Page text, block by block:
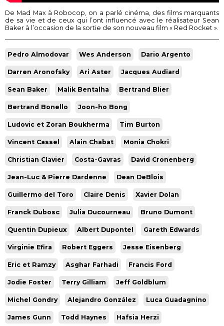
De Mad Max à Robocop, on a parlé cinéma, des films marquants
de sa vie et de ceux qui l’ont influencé avec le réalisateur Sean
Baker à l’occasion de la sortie de son nouveau film « Red Rocket ».
Pedro Almodovar Wes Anderson Dario Argento
Darren Aronofsky Ari Aster Jacques Audiard
Sean Baker Malik Bentalha Bertrand Blier
Bertrand Bonello Joon-ho Bong
Ludovic et Zoran Boukherma Tim Burton
Vincent Cassel Alain Chabat Monia Chokri
Christian Clavier Costa-Gavras David Cronenberg
Jean-Luc & Pierre Dardenne Dean DeBlois
Guillermo del Toro Claire Denis Xavier Dolan
Franck Dubosc Julia Ducourneau Bruno Dumont
Quentin Dupieux Albert Dupontel Gareth Edwards
Virginie Efira Robert Eggers Jesse Eisenberg
Eric et Ramzy Asghar Farhadi Francis Ford
Jodie Foster Terry Gilliam Jeff Goldblum
Michel Gondry Alejandro González Luca Guadagnino
James Gunn Todd Haynes Hafsia Herzi